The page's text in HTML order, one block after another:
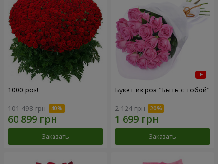
1000 роз!
101 498 грн
Заказать
Букет из роз "Быть с тобой"
2 124 грн
Заказать